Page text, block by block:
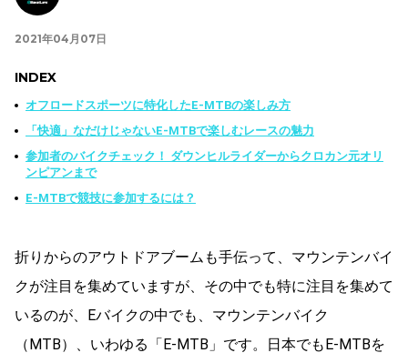
2021年04月07日
INDEX
オフロードスポーツに特化したE-MTBの楽しみ方
「快適」なだけじゃないE-MTBで楽しむレースの魅力
参加者のバイクチェック！ ダウンヒルライダーからクロカン元オリ
ンピアンまで
E-MTBで競技に参加するには？
折りからのアウトドアブームも手伝って、マウンテンバイ
クが注目を集めていますが、その中でも特に注目を集めて
いるのが、Eバイクの中でも、マウンテンバイク
（MTB）、いわゆる「E-MTB」です。日本でもE-MTBを